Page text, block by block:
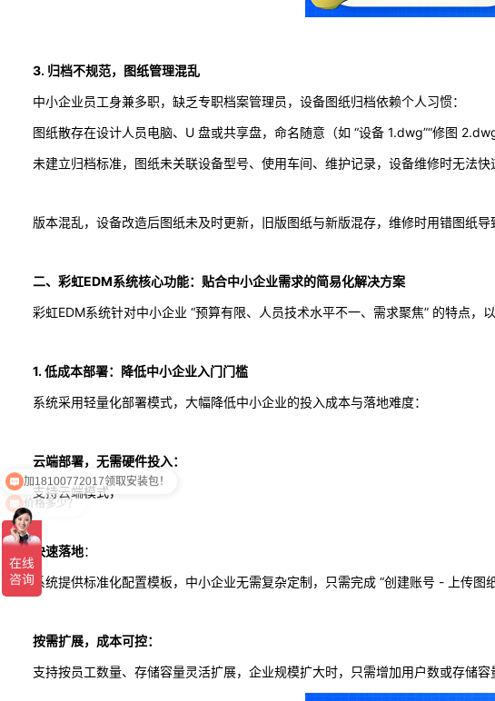
3. 归档不规范，图纸管理混乱
中小企业员工身兼多职，缺乏专职档案管理员，设备图纸归档依赖个人习惯：
图纸散存在设计人员电脑、U 盘或共享盘，命名随意（如 “设备 1.dwg”“修图
未建立归档标准，图纸未关联设备型号、使用车间、维护记录，设备维修时无法快
版本混乱，设备改造后图纸未及时更新，旧版图纸与新版混存，维修时用错图纸
二、彩虹EDM系统核心功能：贴合中小企业需求的简易化解决方案
彩虹EDM系统针对中小企业 “预算有限、人员技术水平不一、需求聚焦” 的特点
1. 低成本部署：降低中小企业入门门槛
系统采用轻量化部署模式，大幅降低中小企业的投入成本与落地难度：
云端部署，无需硬件投入：
支持云端模式，
快速落地：
系统提供标准化配置模板，中小企业无需复杂定制，只需完成 “创建账号 - 上传
按需扩展，成本可控：
支持按员工数量、存储容量灵活扩展，企业规模扩大时，只需增加用户数或存储
价格多少？